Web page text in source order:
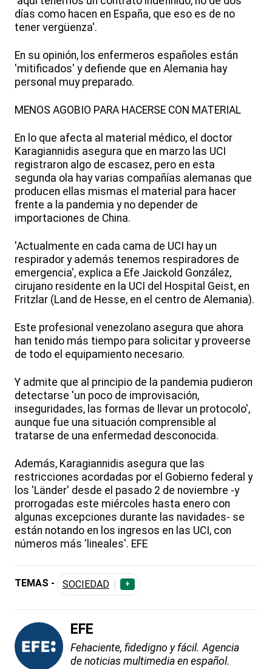
días como hacen en España, que eso es de no
tener vergüenza'.
En su opinión, los enfermeros españoles están
'mitificados' y defiende que en Alemania hay
personal muy preparado.
MENOS AGOBIO PARA HACERSE CON MATERIAL
En lo que afecta al material médico, el doctor
Karagiannidis asegura que en marzo las UCI
registraron algo de escasez, pero en esta
segunda ola hay varias compañías alemanas que
producen ellas mismas el material para hacer
frente a la pandemia y no depender de
importaciones de China.
'Actualmente en cada cama de UCI hay un
respirador y además tenemos respiradores de
emergencia', explica a Efe Jaickold González,
cirujano residente en la UCI del Hospital Geist, en
Fritzlar (Land de Hesse, en el centro de Alemania).
Este profesional venezolano asegura que ahora
han tenido más tiempo para solicitar y proveerse
de todo el equipamiento necesario.
Y admite que al principio de la pandemia pudieron
detectarse 'un poco de improvisación,
inseguridades, las formas de llevar un protocolo',
aunque fue una situación comprensible al
tratarse de una enfermedad desconocida.
Además, Karagiannidis asegura que las
restricciones acordadas por el Gobierno federal y
los 'Länder' desde el pasado 2 de noviembre -y
prorrogadas este miércoles hasta enero con
algunas excepciones durante las navidades- se
están notando en los ingresos en las UCI, con
números más 'lineales'. EFE
TEMAS - SOCIEDAD +
EFE
Fehaciente, fidedigno y fácil. Agencia
de noticias multimedia en español.